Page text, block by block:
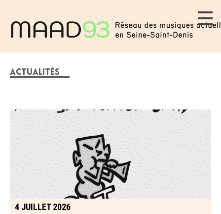
ACTUALITÉS
4 JUILLET 2026